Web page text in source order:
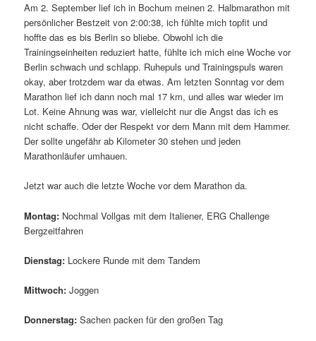
Am 2. September lief ich in Bochum meinen 2. Halbmarathon mit
persönlicher Bestzeit von 2:00:38, ich fühlte mich topfit und
hoffte das es bis Berlin so bliebe. Obwohl ich die
Trainingseinheiten reduziert hatte, fühlte ich mich eine Woche vor
Berlin schwach und schlapp. Ruhepuls und Trainingspuls waren
okay, aber trotzdem war da etwas. Am letzten Sonntag vor dem
Marathon lief ich dann noch mal 17 km, und alles war wieder im
Lot. Keine Ahnung was war, vielleicht nur die Angst das ich es
nicht schaffe. Oder der Respekt vor dem Mann mit dem Hammer.
Der sollte ungefähr ab Kilometer 30 stehen und jeden
Marathonläufer umhauen.
Jetzt war auch die letzte Woche vor dem Marathon da.
Montag: Nochmal Vollgas mit dem Italiener, ERG Challenge
Bergzeitfahren
Dienstag: Lockere Runde mit dem Tandem
Mittwoch: Joggen
Donnerstag: Sachen packen für den großen Tag